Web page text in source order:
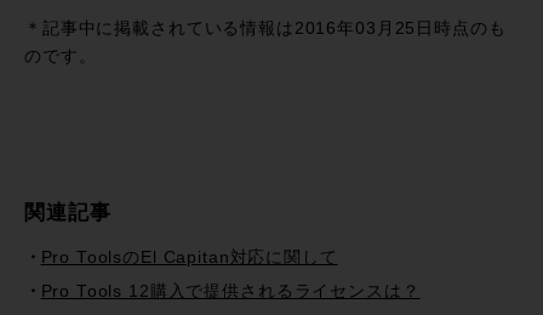
＊記事中に掲載されている情報は2016年03月25日時点のも
のです。
関連記事
Pro ToolsのEl Capitan対応に関して
Pro Tools 12購入で提供されるライセンスは？